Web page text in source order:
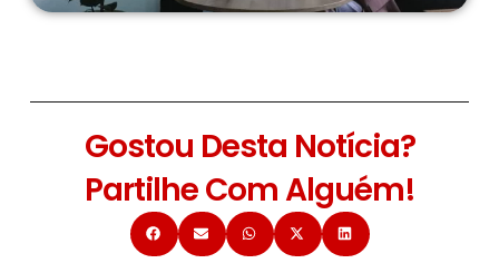
Gostou Desta Notícia?
Partilhe Com Alguém!